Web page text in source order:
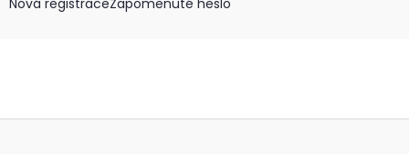
Nová registraceZapomenuté heslo